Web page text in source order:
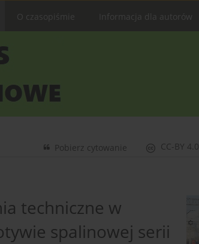
O czasopiśmie Informacja dla autorów
CC-BY 4.0
Pobierz cytowanie
techniczne w
spalinowej serii